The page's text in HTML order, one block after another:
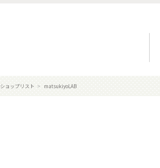
ショップリスト matsukiyoLAB